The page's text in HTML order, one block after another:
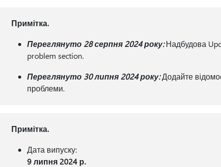
Примітка.
Переглянуто 28 серпня 2024 року:Надбудова
problem section.
Переглянуто 30 липня 2024 року:Додайте
проблеми.
Примітка.
Дата випуску:
9 липня 2024 р.